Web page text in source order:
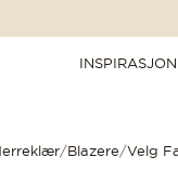
INSPIRASJON
/Blazere/Velg